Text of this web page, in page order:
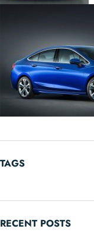
TAGS
RECENT POSTS